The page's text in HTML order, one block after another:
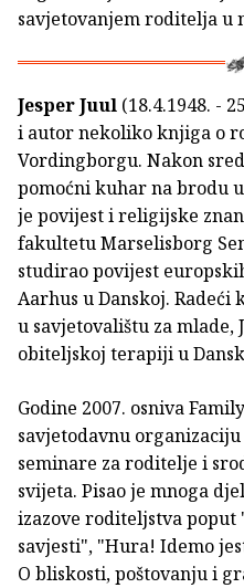
savjetovanjem roditelja u
Jesper Juul (18.4.1948. -
i autor nekoliko knjiga o
Vordingborgu. Nakon
pomoćni kuhar na brodu
je povijest i religijske
fakultetu Marselisborg
studirao povijest
Aarhus u Danskoj.
u savjetovalištu za mlade,
obiteljskoj terapiji u
Godine 2007. osniva
savjetodavnu
seminare za roditelje i
svijeta. Pisao je mnoga
izazove roditeljstva poput
savjesti", "Hura! Idemo
O bliskosti, poštovanju i